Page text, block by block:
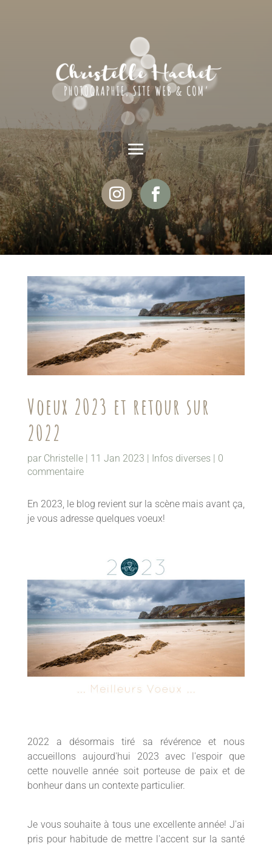
Voeux 2023 et retour sur
2022
par Christelle| 11 Jan 2023 Infos diverses
0
commentaire
En 2023, le blog revient sur la scène mais avant ça,
je vous adresse quelques voeux!
2022 a désormais tiré sa révérence et nous
accueillons aujourd'hui 2023 avec l'espoir que
cette nouvelle année soit porteuse de paix et de
bonheur dans un contexte particulier.
Je vous souhaite à tous une excellente année! J'ai
pris pour habitude de mettre l'accent sur la santé